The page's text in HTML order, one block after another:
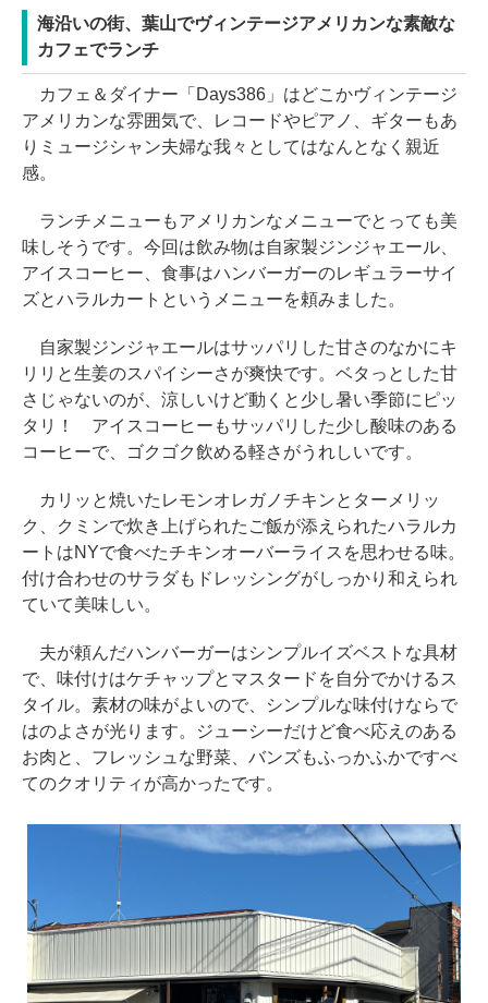
海沿いの街、葉山でヴィンテージアメリカンな素敵な
カフェでランチ
カフェ＆ダイナー「Days386」はどこかヴィンテージ
アメリカンな雰囲気で、レコードやピアノ、ギターもあ
りミュージシャン夫婦な我々としてはなんとなく親近
感。
ランチメニューもアメリカンなメニューでとっても美
味しそうです。今回は飲み物は自家製ジンジャエール、
アイスコーヒー、食事はハンバーガーのレギュラーサイ
ズとハラルカートというメニューを頼みました。
自家製ジンジャエールはサッパリした甘さのなかにキ
リリと生姜のスパイシーさが爽快です。ベタっとした甘
さじゃないのが、涼しいけど動くと少し暑い季節にピッ
タリ！ アイスコーヒーもサッパリした少し酸味のある
コーヒーで、ゴクゴク飲める軽さがうれしいです。
カリッと焼いたレモンオレガノチキンとターメリッ
ク、クミンで炊き上げられたご飯が添えられたハラルカ
ートはNYで食べたチキンオーバーライスを思わせる味。
付け合わせのサラダもドレッシングがしっかり和えられ
ていて美味しい。
夫が頼んだハンバーガーはシンプルイズベストな具材
で、味付けはケチャップとマスタードを自分でかけるス
タイル。素材の味がよいので、シンプルな味付けならで
はのよさが光ります。ジューシーだけど食べ応えのある
お肉と、フレッシュな野菜、バンズもふっかふかですべ
てのクオリティが高かったです。